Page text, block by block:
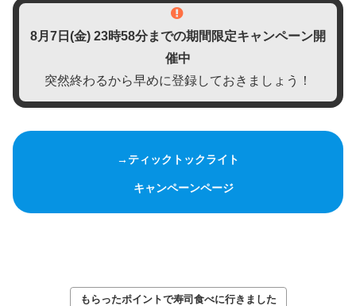
8月7日(金) 23時58分までの期間限定キャンペーン開
催中
突然終わるから早めに登録しておきましょう！
→ティックトックライト
キャンペーンページ
もらったポイントで寿司食べに行きました